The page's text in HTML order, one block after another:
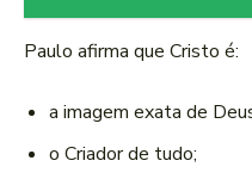
Paulo afirma que Cristo é:
a imagem exata de
o Criador de tudo;